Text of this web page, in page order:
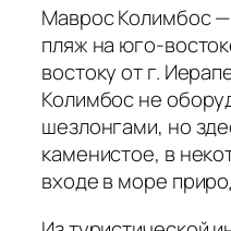
Маврос Колимбос
пляж на юго-
востоку от г.
Колимбос не
шезлонгами, но
каменистое, в
входе в море